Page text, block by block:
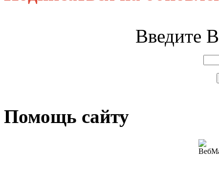
Введите
Помощь сайту